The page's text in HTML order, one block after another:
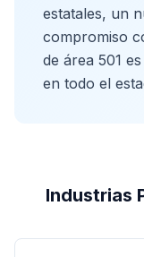
estatales, un
compromiso
de área 501
en todo el
Industrias